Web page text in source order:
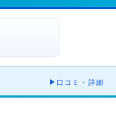
口コミ・詳細